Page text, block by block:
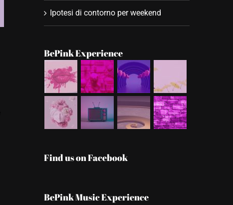
Ipotesi di contorno per weekend
BePink Experience
Find us on Facebook
BePink Music Experience